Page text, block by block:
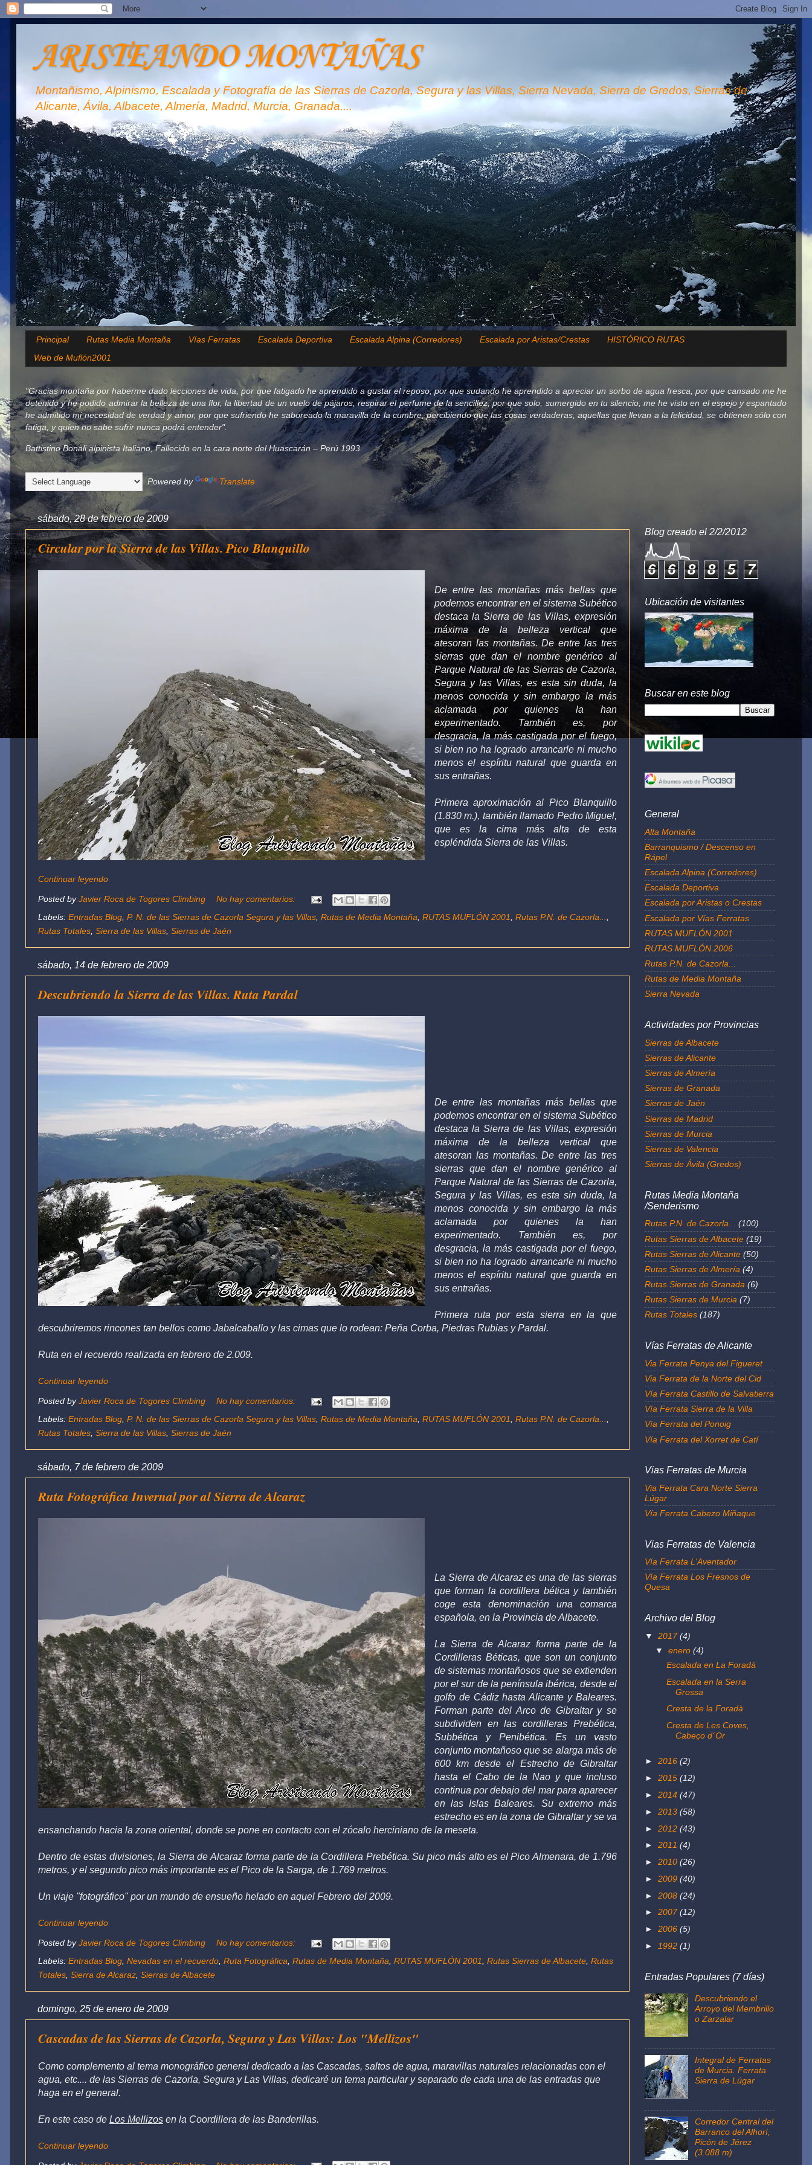
ARISTEANDO MONTAÑAS
Montañismo, Alpinismo, Escalada y Fotografía de las Sierras de Cazorla, Segura y las Villas, Sierra Nevada, Sierra de Gredos, Sierras de
Alicante, Ávila, Albacete, Almería, Madrid, Murcia, Granada....
Principal Rutas Media Montaña Vías Ferratas Escalada Deportiva Escalada Alpina (Corredores) Escalada por Aristas/Crestas
HISTÓRICO RUTAS
Web de Muflón2001
"Gracias montaña por haberme dado lecciones de vida, por que fatigado he aprendido a gustar el reposo, por que sudando he aprendido a apreciar un sorbo de agua fresca, por que cansado me he
detenido y he podido admirar la belleza de una flor, la libertad de un vuelo de pájaros, respirar el perfume de la sencillez, por que solo, sumergido en tu silencio, me he visto en el espejo y espantado
he admitido mi necesidad de verdad y amor, por que sufriendo he saboreado la maravilla de la cumbre, percibiendo que las cosas verdaderas, aquellas que llevan a la felicidad, se obtienen sólo con
fatiga, y quien no sabe sufrir nunca podrá entender".
Battistino Bonali alpinista Italiano, Fallecido en la cara norte del Huascarán – Perú 1993.
Powered by Translate
sábado, 28 de febrero de 2009
Circular por la Sierra de las Villas. Pico Blanquillo
De entre las montañas más bellas que
podemos encontrar en el sistema Subético
destaca la Sierra de las Villas, expresión
máxima de la belleza vertical que
atesoran las montañas. De entre las tres
sierras que dan el nombre genérico al
Parque Natural de las Sierras de Cazorla,
Segura y las Villas, es esta sin duda, la
menos conocida y sin embargo la más
aclamada por quienes la han
experimentado. También es, por
desgracia, la más castigada por el fuego,
si bien no ha logrado arrancarle ni mucho
menos el espíritu natural que guarda en
sus entrañas.
Primera aproximación al Pico Blanquillo
(1.830 m.), también llamado Pedro Miguel,
que es la cima más alta de esta
espléndida Sierra de las Villas.
Continuar leyendo
Posted byJavier Roca de Togores Climbing
No hay comentarios:
Labels: Entradas Blog P. N. de las Sierras de Cazorla Segura y las Villas Rutas de Media Montaña RUTAS MUFLÓN 2001 Rutas P.N. de Cazorla...
Rutas Totales Sierra de las Villas Sierras de Jaén
sábado, 14 de febrero de 2009
Descubriendo la Sierra de las Villas. Ruta Pardal
De entre las montañas más bellas que
podemos encontrar en el sistema Subético
destaca la Sierra de las Villas, expresión
máxima de la belleza vertical que
atesoran las montañas. De entre las tres
sierras que dan el nombre genérico al
Parque Natural de las Sierras de Cazorla,
Segura y las Villas, es esta sin duda, la
menos conocida y sin embargo la más
aclamada por quienes la han
experimentado. También es, por
desgracia, la más castigada por el fuego,
si bien no ha logrado arrancarle ni mucho
menos el espíritu natural que guarda en
sus entrañas.
Primera ruta por esta sierra en la que
descubriremos rincones tan bellos como Jabalcaballo y las cimas que lo rodean: Peña Corba, Piedras Rubias y Pardal.
Ruta en el recuerdo realizada en febrero de 2.009.
Continuar leyendo
Posted byJavier Roca de Togores Climbing
No hay comentarios:
Labels: Entradas Blog P. N. de las Sierras de Cazorla Segura y las Villas Rutas de Media Montaña RUTAS MUFLÓN 2001 Rutas P.N. de Cazorla...
Rutas Totales Sierra de las Villas Sierras de Jaén
sábado, 7 de febrero de 2009
Ruta Fotográfica Invernal por al Sierra de Alcaraz
La Sierra de Alcaraz es una de las sierras
que forman la cordillera bética y también
coge esta denominación una comarca
española, en la Provincia de Albacete.
La Sierra de Alcaraz forma parte de la
Cordilleras Béticas, que son un conjunto
de sistemas montañosos que se extienden
por el sur de la península ibérica, desde el
golfo de Cádiz hasta Alicante y Baleares.
Forman parte del Arco de Gibraltar y se
subdividen en las cordilleras Prebética,
Subbética y Penibética. Es un vasto
conjunto montañoso que se alarga más de
600 km desde el Estrecho de Gibraltar
hasta el Cabo de la Nao y que incluso
continua por debajo del mar para aparecer
en las Islas Baleares. Su extremo más
estrecho es en la zona de Gibraltar y se va
ensanchando hacia la zona oriental, donde se pone en contacto con el zócalo herciniano de la meseta.
Dentro de estas divisiones, la Sierra de Alcaraz forma parte de la Cordillera Prebética. Su pico más alto es el Pico Almenara, de 1.796
metros, y el segundo pico más importante es el Pico de la Sarga, de 1.769 metros.
Un viaje "fotográfico" por un mundo de ensueño helado en aquel Febrero del 2009.
Continuar leyendo
Posted byJavier Roca de Togores Climbing
No hay comentarios:
Labels: Entradas Blog Nevadas en el recuerdo Ruta Fotográfica Rutas de Media Montaña RUTAS MUFLÓN 2001 Rutas Sierras de Albacete Rutas
Totales Sierra de Alcaraz Sierras de Albacete
domingo, 25 de enero de 2009
Cascadas de las Sierras de Cazorla, Segura y Las Villas: Los "Mellizos"
Como complemento al tema monográfico general dedicado a las Cascadas, saltos de agua, maravillas naturales relacionadas con el
agua, etc.... de las Sierras de Cazorla, Segura y Las Villas, dedicaré un tema particular y separado de cada una de las entradas que
haga en el general.
En este caso de Los Mellizos en la Coordillera de las Banderillas.
Continuar leyendo
Blog creado el 2/2/2012
6 6 8 8 5 7
Ubicación de visitantes
Buscar en este blog
General
Alta Montaña
Barranquismo / Descenso en
Rápel
Escalada Alpina (Corredores)
Escalada Deportiva
Escalada por Aristas o Crestas
Escalada por Vías Ferratas
RUTAS MUFLÓN 2001
RUTAS MUFLÓN 2006
Rutas P.N. de Cazorla...
Rutas de Media Montaña
Sierra Nevada
Actividades por Provincias
Sierras de Albacete
Sierras de Alicante
Sierras de Almería
Sierras de Granada
Sierras de Jaén
Sierras de Madrid
Sierras de Murcia
Sierras de Valencia
Sierras de Ávila (Gredos)
Rutas Media Montaña
/Senderismo
Rutas P.N. de Cazorla... (100)
Rutas Sierras de Albacete (19)
Rutas Sierras de Alicante (50)
Rutas Sierras de Almería (4)
Rutas Sierras de Granada (6)
Rutas Sierras de Murcia (7)
Rutas Totales (187)
Vías Ferratas de Alicante
Via Ferrata Penya del Figueret
Via Ferrata de la Norte del Cid
Vía Ferrata Castillo de Salvatierra
Vía Ferrata Sierra de la Villa
Vía Ferrata del Ponoig
Vía Ferrata del Xorret de Catí
Vias Ferratas de Murcia
Via Ferrata Cara Norte Sierra
Lúgar
Vía Ferrata Cabezo Miñaque
Vias Ferratas de Valencia
Vía Ferrata L'Aventador
Vía Ferrata Los Fresnos de
Quesa
Archivo del Blog
▼ 2017(4)
▼enero(4)
Escalada en La Foradà
Escalada en la Serra
Grossa
Cresta de la Foradà
Cresta de Les Coves,
Cabeço d´Or
► 2016 (2)
► 2015 (12)
► 2014 (47)
► 2013 (58)
► 2012 (43)
► 2011 (4)
► 2010 (26)
► 2009 (40)
► 2008 (24)
► 2007(12)
► 2006 (5)
►
1992 (1)
Entradas Populares (7 días)
Descubriendo el
Arroyo del Membrillo
o Zarzalar
Integral de Ferratas
de Murcia. Ferrata
Sierra de Lúgar
Corredor Central del
Barranco del Alhorí,
Picón de Jérez
(3.088 m)